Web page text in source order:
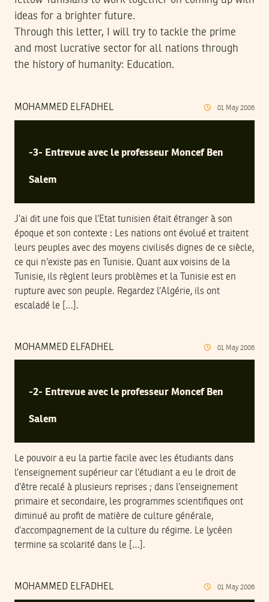
ideas for a brighter future.
Through this letter, I will try to tackle the prime
and most lucrative sector for all nations through
the history of humanity: Education.
MOHAMMED ELFADHEL 01 May 2006
-3- Entrevue avec le professeur Moncef Ben
Salem
J’ai dit une fois que l’Etat tunisien était étranger à son
époque et son contexte : Les nations ont évolué et traitent
leurs peuples avec des moyens civilisés dignes de ce siècle,
ce qui n’existe pas en Tunisie. Quant aux voisins de la
Tunisie, ils règlent leurs problèmes et la Tunisie est en
rupture avec son peuple. Regardez l’Algérie, ils ont
escaladé le […].
MOHAMMED ELFADHEL 01 May 2006
-2- Entrevue avec le professeur Moncef Ben
Salem
Le pouvoir a eu la partie facile avec les étudiants dans
l’enseignement supérieur car l’étudiant a eu le droit de
d’être recalé à plusieurs reprises ; dans l’enseignement
primaire et secondaire, les programmes scientifiques ont
diminué au profit de matière de culture générale,
d’accompagnement de la culture du régime. Le lycéen
termine sa scolarité dans le […].
MOHAMMED ELFADHEL 01 May 2006